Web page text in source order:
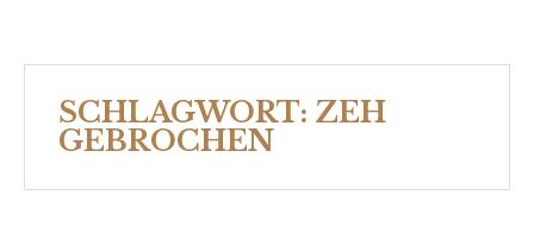
SCHLAGWORT: ZEH
GEBROCHEN